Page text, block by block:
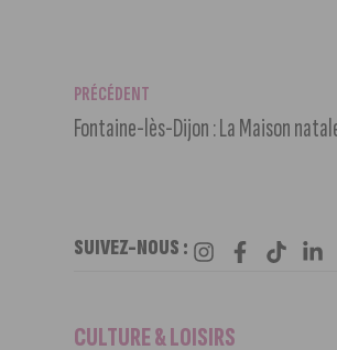
PRÉCÉDENT
Fontaine-lès-Dijon : La Maison
SUIVEZ-NOUS :
CULTURE & LOISIRS